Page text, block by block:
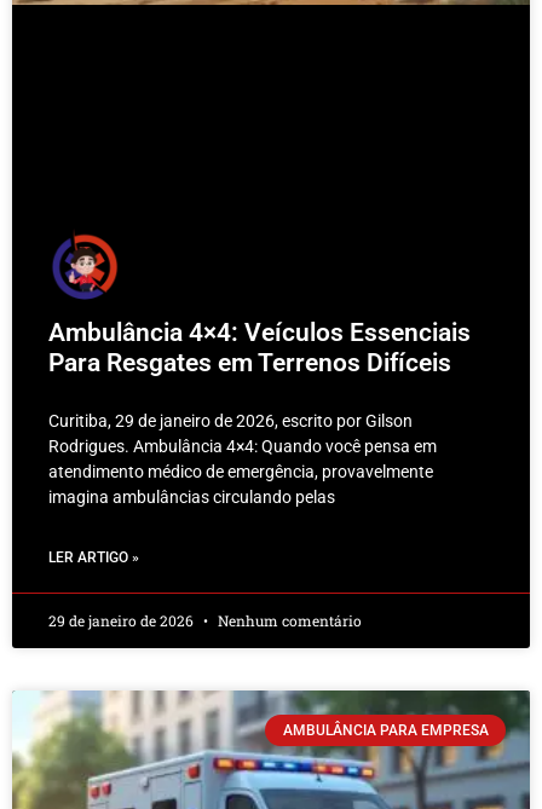
Ambulância 4×4: Veículos Essenciais
Para Resgates em Terrenos Difíceis
Curitiba, 29 de janeiro de 2026, escrito por Gilson
Rodrigues. Ambulância 4×4: Quando você pensa em
atendimento médico de emergência, provavelmente
imagina ambulâncias circulando pelas
LER ARTIGO »
29 de janeiro de 2026 Nenhum comentário
AMBULÂNCIA PARA EMPRESA